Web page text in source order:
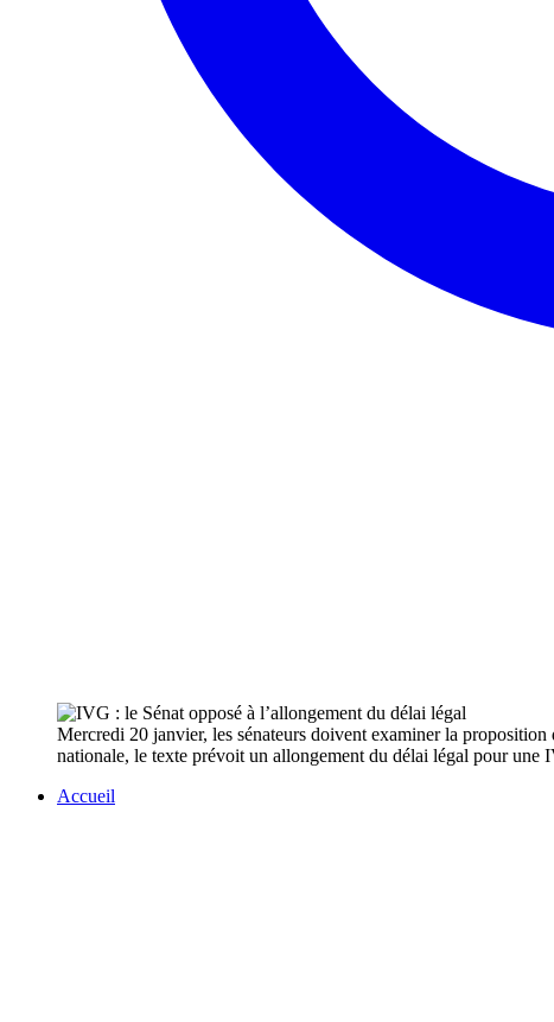
Mercredi 20 janvier, les sénateurs doivent examiner la
nationale, le texte prévoit un allongement du délai légal pour une
Accueil